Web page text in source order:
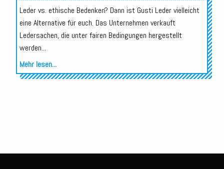
Leder vs. ethische Bedenken? Dann ist Gusti Leder vielleicht
eine Alternative für euch. Das Unternehmen verkauft
Ledersachen, die unter fairen Bedingungen hergestellt
werden...
Mehr lesen...